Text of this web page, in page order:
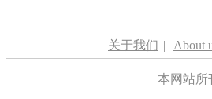
关于我们 | About
本网站所